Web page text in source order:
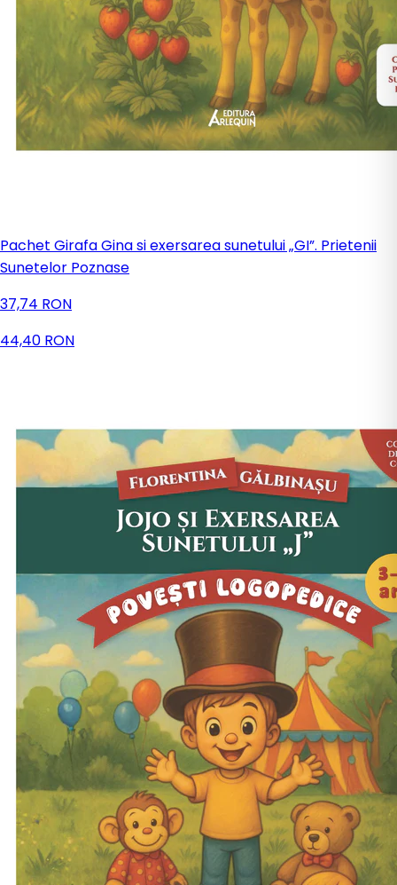
Pachet Girafa Gina si exersarea sunetului „GI”. Prietenii
Sunetelor Poznase
37,74 RON
44,40 RON